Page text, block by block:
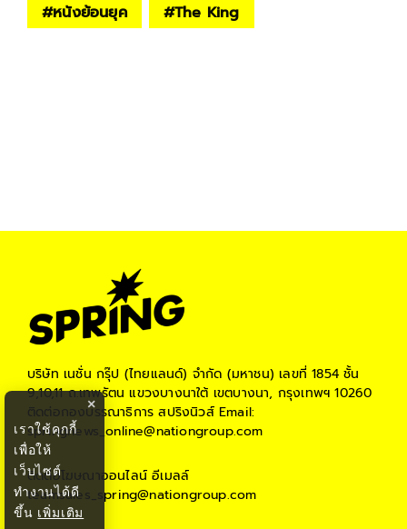
#หนังย้อนยุค #The King
บริษัท เนชั่น กรุ๊ป (ไทยแลนด์) จำกัด (มหาชน) เลขที่ 1854 ชั้น
9,10,11 ถ.เทพรัตน แขวงบางนาใต้ เขตบางนา, กรุงเทพฯ 10260
ติดต่อกองบรรณาธิการ สปริงนิวส์Email:
springnews_online@nationgroup.com
ติดต่อโฆษณาออนไลน์ อีเมลล์
teamsales_spring@nationgroup.com
×
เราใช้คุกกี้
เพื่อให้
เว็บไซต์
ทำงานได้ดี
ขึ้น เพิ่มเติม